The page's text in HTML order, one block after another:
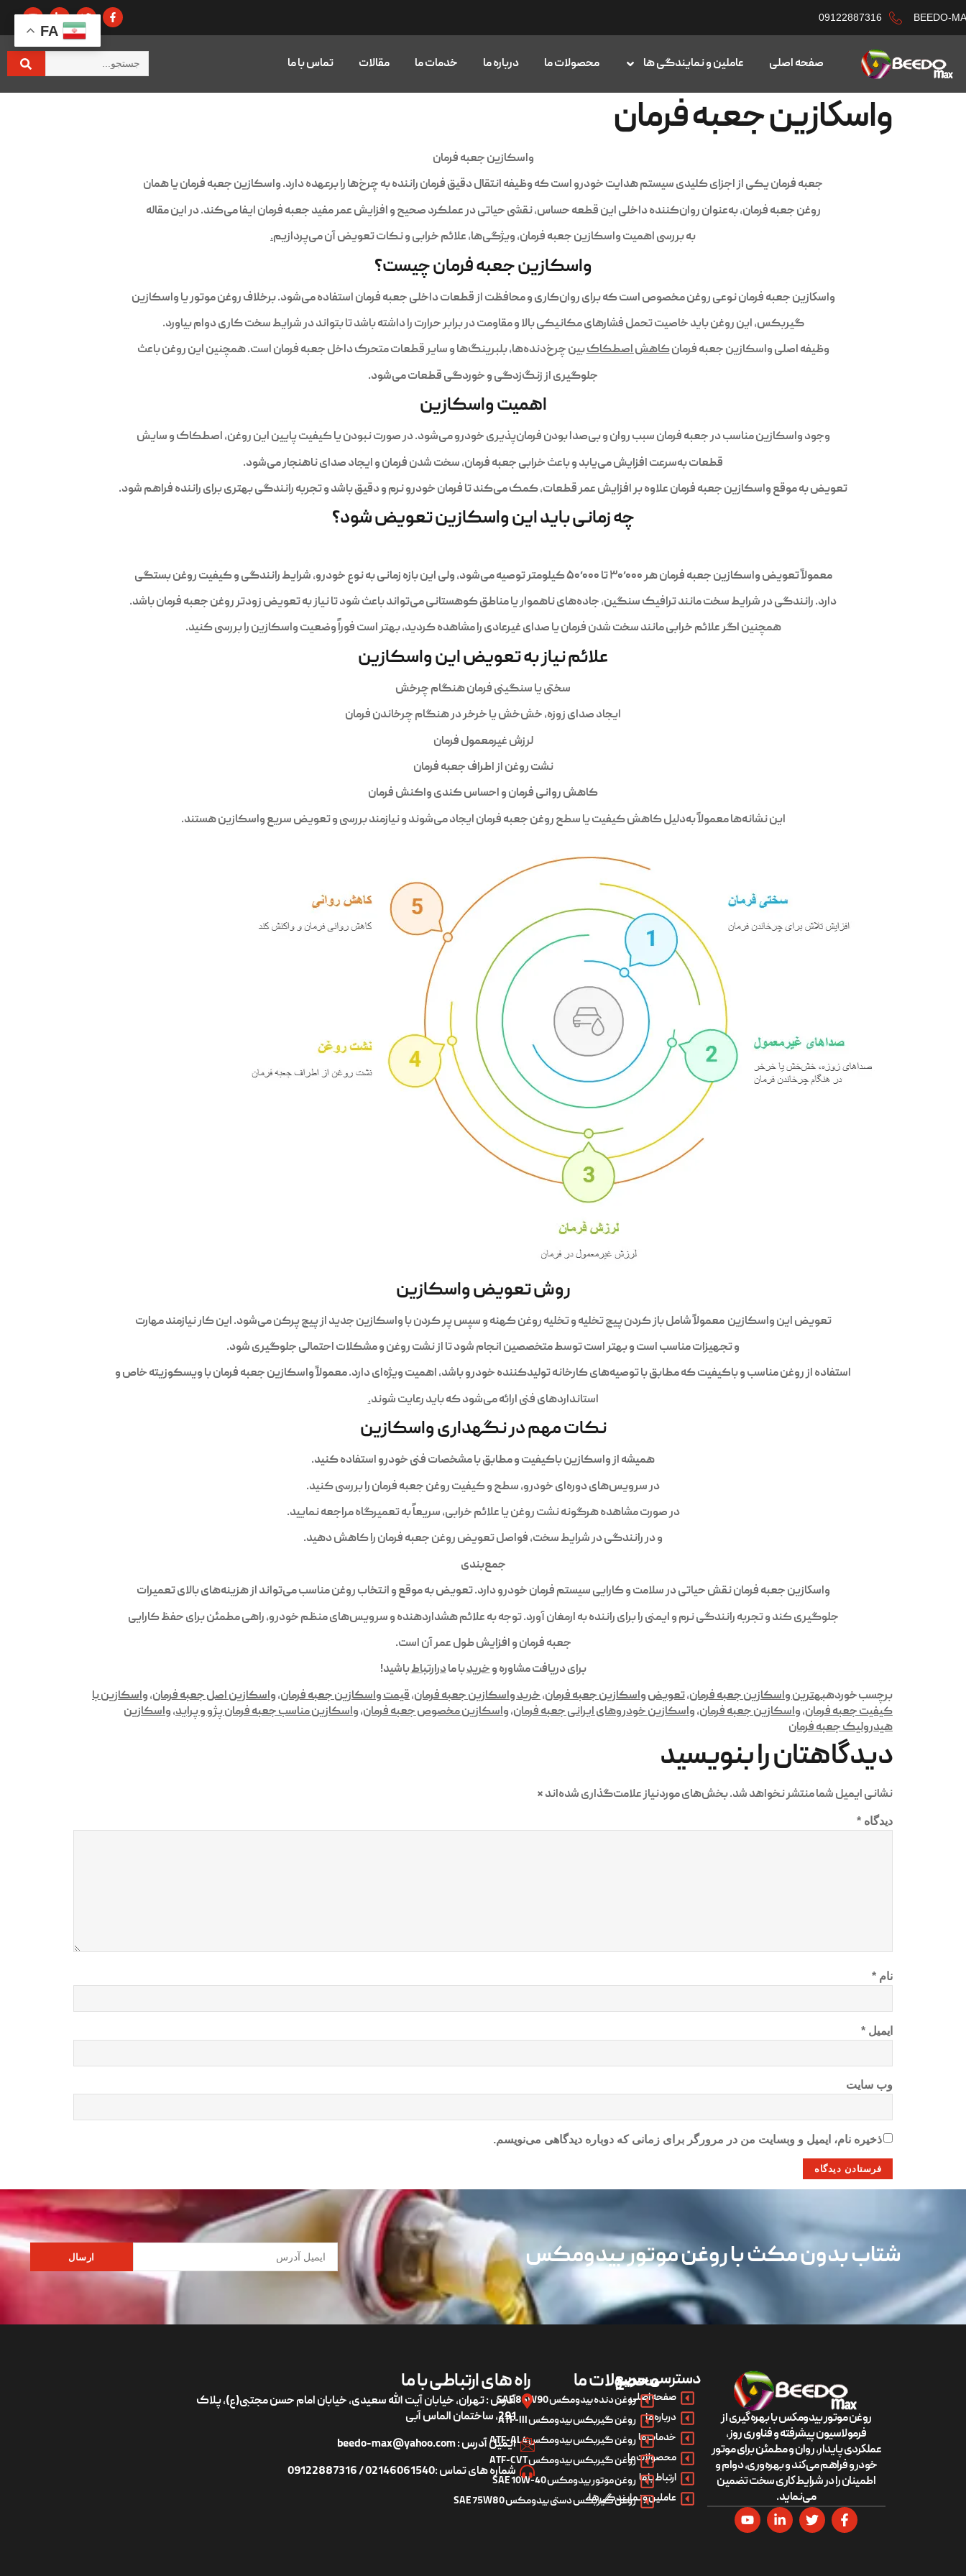
BEEDO-
09122887316
صفحه اصلی عاملین و نمایندگی ها محصولات ما درباره ما خدمات ما مقالات تماس با ما
واسکازین جعبه فرمان
واسکازین جعبه فرمان
جعبه فرمان یکی از اجزای کلیدی سیستم هدایت خودرو است که وظیفه انتقال دقیق فرمان راننده به چرخ‌ها را برعهده دارد. واسکازین جعبه فرمان یا همان
روغن جعبه فرمان، به‌عنوان روان‌کننده داخلی این قطعه حساس، نقشی حیاتی در عملکرد صحیح و افزایش عمر مفید جعبه فرمان ایفا می‌کند. در این مقاله
به بررسی اهمیت واسکازین جعبه فرمان، ویژگی‌ها، علائم خرابی و نکات تعویض آن می‌پردازیم.
واسکازین جعبه فرمان چیست؟
واسكازين جعبه فرمان نوعی روغن مخصوص است که برای روان‌کاری و محافظت از قطعات داخلی جعبه فرمان استفاده می‌شود. برخلاف روغن موتور یا واسکازین
گیربکس، این روغن باید خاصیت تحمل فشارهای مکانیکی بالا و مقاومت در برابر حرارت را داشته باشد تا بتواند در شرایط سخت کاری دوام بیاورد.
وظیفه اصلی واسکازین جعبه فرمانکاهش اصطکاکبین چرخ‌دنده‌ها، بلبرینگ‌ها و سایر قطعات متحرک داخل جعبه فرمان است. همچنین این روغن باعث
جلوگیری از زنگ‌زدگی و خوردگی قطعات می‌شود.
اهمیت واسکازین
وجود واسکازین مناسب در جعبه فرمان سبب روان و بی‌صدا بودن فرمان‌پذیری خودرو می‌شود. در صورت نبودن یا کیفیت پایین این روغن، اصطکاک و سایش
قطعات به‌سرعت افزایش می‌یابد و باعث خرابی جعبه فرمان، سخت شدن فرمان و ایجاد صدای ناهنجار می‌شود.
تعویض به موقع واسکازین جعبه فرمان علاوه بر افزایش عمر قطعات، کمک می‌کند تا فرمان خودرو نرم و دقیق باشد و تجربه رانندگی بهتری برای راننده فراهم شود.
چه زمانی باید این واسکازین تعویض شود؟
معمولاً تعویض واسکازین جعبه فرمان هر ۳۰٬۰۰۰ تا ۵۰٬۰۰۰ کیلومتر توصیه می‌شود، ولی این بازه زمانی به نوع خودرو، شرایط رانندگی و کیفیت روغن بستگی
دارد. رانندگی در شرایط سخت مانند ترافیک سنگین، جاده‌های ناهموار یا مناطق کوهستانی می‌تواند باعث شود تا نیاز به تعویض زودتر روغن جعبه فرمان باشد.
همچنین اگر علائم خرابی مانند سخت شدن فرمان یا صدای غیرعادی را مشاهده کردید، بهتر است فوراً وضعیت واسکازین را بررسی کنید.
علائم نیاز به تعویض این واسکازین
سختی یا سنگینی فرمان هنگام چرخش
ایجاد صدای زوزه، خش‌خش یا خرخر در هنگام چرخاندن فرمان
لرزش غیرمعمول فرمان
نشت روغن از اطراف جعبه فرمان
کاهش روانی فرمان و احساس کندی واکنش فرمان
این نشانه‌ها معمولاً به‌دلیل کاهش کیفیت یا سطح روغن جعبه فرمان ایجاد می‌شوند و نیازمند بررسی و تعویض سریع واسکازین هستند.
روش تعویض واسکازین
تعویض این واسکازین معمولاً شامل باز کردن پیچ تخلیه و تخلیه روغن کهنه و سپس پر کردن با واسکازین جدید از پیچ پرکن می‌شود. این کار نیازمند مهارت
و تجهیزات مناسب است و بهتر است توسط متخصصین انجام شود تا از نشت روغن و مشکلات احتمالی جلوگیری شود.
استفاده از روغن مناسب و باکیفیت که مطابق با توصیه‌های کارخانه تولیدکننده خودرو باشد، اهمیت ویژه‌ای دارد. معمولاً واسکازین جعبه فرمان با ویسکوزیته خاص و
استانداردهای فنی ارائه می‌شود که باید رعایت شوند.
نکات مهم در نگهداری واسکازین
همیشه از واسکازین باکیفیت و مطابق با مشخصات فنی خودرو استفاده کنید.
در سرویس‌های دوره‌ای خودرو، سطح و کیفیت روغن جعبه فرمان را بررسی کنید.
در صورت مشاهده هرگونه نشت روغن یا علائم خرابی، سریعاً به تعمیرگاه مراجعه نمایید.
و در رانندگی در شرایط سخت، فواصل تعویض روغن جعبه فرمان را کاهش دهید.
جمع‌بندی
واسكازين جعبه فرمان نقش حیاتی در سلامت و کارایی سیستم فرمان خودرو دارد. تعویض به موقع و انتخاب روغن مناسب می‌تواند از هزینه‌های بالای تعمیرات
جلوگیری کند و تجربه رانندگی نرم و ایمنی را برای راننده به ارمغان آورد. توجه به علائم هشداردهنده و سرویس‌های منظم خودرو، راهی مطمئن برای حفظ کارایی
جعبه فرمان و افزایش طول عمر آن است.
برای دریافت مشاوره وخریدبا مادرارتباطباشید!
برچسب خوردهبهترین واسکازین جعبه فرمان,تعویض واسکازین جعبه فرمان,خرید واسکازین جعبه فرمان,قیمت واسکازین جعبه فرمان,واسکازین اصل جعبه فرمان,واسکازین با
کیفیت جعبه فرمان,واسکازین جعبه فرمان,واسکازین خودروهای ایرانی جعبه فرمان,واسکازین مخصوص جعبه فرمان,واسکازین مناسب جعبه فرمان پژو و پراید,واسکازین
هیدرولیک جعبه فرمان
دیدگاهتان را بنویسید
نشانی ایمیل شما منتشر نخواهد شد.بخش‌های موردنیاز علامت‌گذاری شده‌اند*
دیدگاه *
نام *
ایمیل *
وب‌ سایت
ذخیره نام، ایمیل و وبسایت من در مرورگر برای زمانی که دوباره دیدگاهی می‌نویسم.
شتاب بدون مکث با روغن موتور بیدومکس ارسال
روغن موتور بیدومکس با بهره‌گیری از
فرمولاسیون پیشرفته و فناوری روز،
عملکردی پایدار، روان و مطمئن برای موتور
خودرو فراهم می‌کند و بهره‌وری، دوام و
اطمینان را در شرایط کاری سخت تضمین
می‌نماید.
دسترسی سریع
صفحه اصلی
درباره ما
خدمات ما
محصولات ما
ارتباط با ما
عاملین و نمایندگی‌ها
محصولات ما
روغن دنده بیدومکس SAE 85W90
روغن گیربکس بیدومکس ATF-III
روغن گیربکس بیدومکس ATF-AL4
روغن گیربکس بیدومکس ATF-CVT
روغن موتور بیدومکس SAE 10W-40
روغن گیربکس دستی بیدومکس SAE 75W80
راه های ارتباطی با ما
آدرس : تهران، خیابان آیت الله سعیدی، خیابان امام حسن مجتبی(ع)، پلاک
291، ساختمان الماس آبی
ایمیل آدرس : beedo-max@yahoo.com
شماره های تماس :02146061540 / 09122887316
FA